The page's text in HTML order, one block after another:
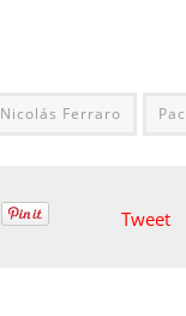
Nicolás Ferraro
Tweet